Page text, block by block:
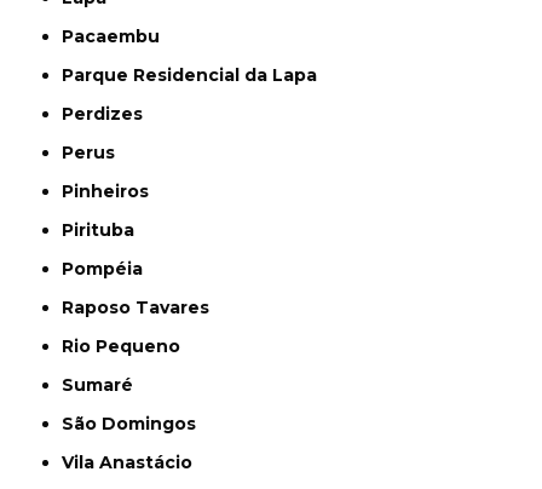
Pacaembu
Parque Residencial da Lapa
Perdizes
Perus
Pinheiros
Pirituba
Pompéia
Raposo Tavares
Rio Pequeno
Sumaré
São Domingos
Vila Anastácio